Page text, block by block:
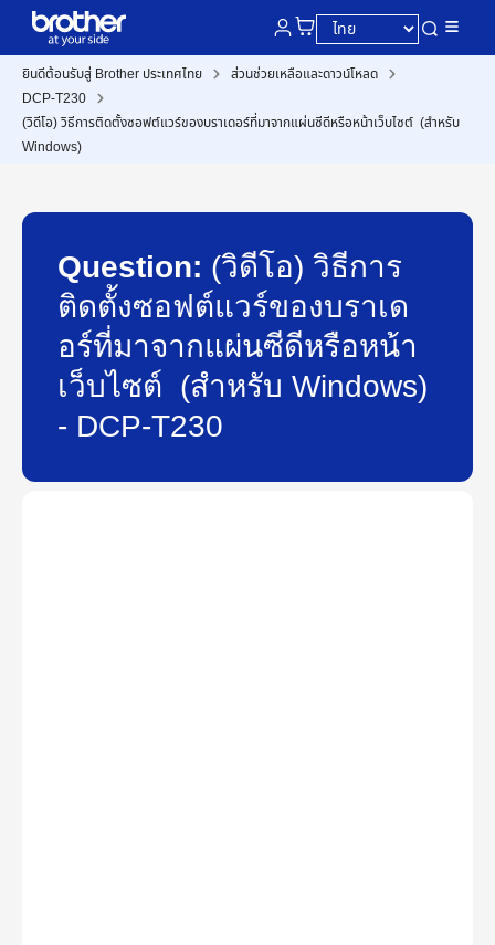
ยินดีต้อนรับสู่ Brother ประเทศไทย
ส่วนช่วยเหลือและดาวน์โหลด
DCP-T230
(วิดีโอ) วิธีการติดตั้งซอฟต์แวร์ของบราเดอร์ที่มาจากแผ่นซีดีหรือหน้าเว็บไซต์ (สำหรับ
Windows)
Question: (วิดีโอ) วิธีการ
ติดตั้งซอฟต์แวร์ของบราเด
อร์ที่มาจากแผ่นซีดีหรือหน้า
เว็บไซต์ (สำหรับ Windows)
- DCP-T230